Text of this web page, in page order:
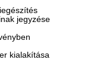
jegyzése
kialakítása